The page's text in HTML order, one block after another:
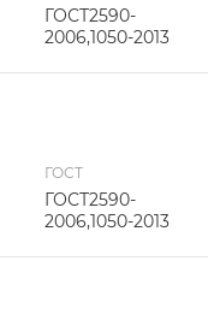
ГОСТ2590-
2006,1050-2013
ГОСТ
ГОСТ2590-
2006,1050-2013